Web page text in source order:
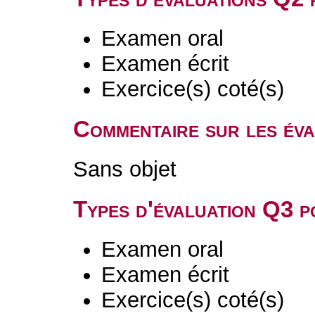
Examen oral
Examen écrit
Exercice(s) coté(s)
Commentaire sur les
Sans objet
Types d'évaluation Q3
Examen oral
Examen écrit
Exercice(s) coté(s)